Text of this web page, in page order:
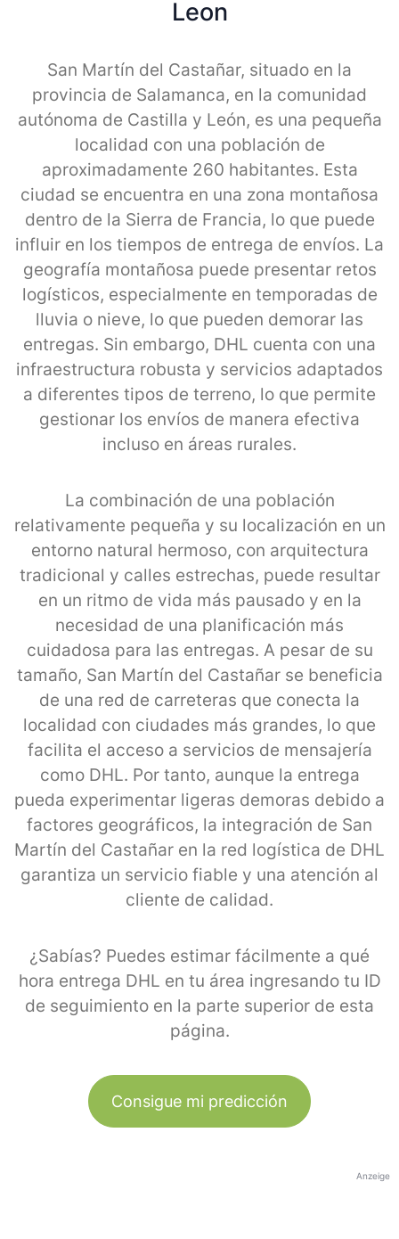
Leon
San Martín del Castañar, situado en la
provincia de Salamanca, en la comunidad
autónoma de Castilla y León, es una pequeña
localidad con una población de
aproximadamente 260 habitantes. Esta
ciudad se encuentra en una zona montañosa
dentro de la Sierra de Francia, lo que puede
influir en los tiempos de entrega de envíos. La
geografía montañosa puede presentar retos
logísticos, especialmente en temporadas de
lluvia o nieve, lo que pueden demorar las
entregas. Sin embargo, DHL cuenta con una
infraestructura robusta y servicios adaptados
a diferentes tipos de terreno, lo que permite
gestionar los envíos de manera efectiva
incluso en áreas rurales.
La combinación de una población
relativamente pequeña y su localización en un
entorno natural hermoso, con arquitectura
tradicional y calles estrechas, puede resultar
en un ritmo de vida más pausado y en la
necesidad de una planificación más
cuidadosa para las entregas. A pesar de su
tamaño, San Martín del Castañar se beneficia
de una red de carreteras que conecta la
localidad con ciudades más grandes, lo que
facilita el acceso a servicios de mensajería
como DHL. Por tanto, aunque la entrega
pueda experimentar ligeras demoras debido a
factores geográficos, la integración de San
Martín del Castañar en la red logística de DHL
garantiza un servicio fiable y una atención al
cliente de calidad.
¿Sabías? Puedes estimar fácilmente a qué
hora entrega DHL en tu área ingresando tu ID
de seguimiento en la parte superior de esta
página.
Consigue mi predicción
Anzeige